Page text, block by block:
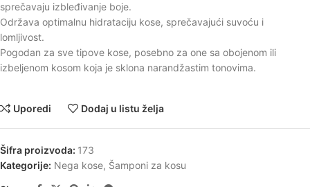
sprečavaju izbleđivanje boje.
Održava optimalnu hidrataciju kose, sprečavajući suvoću i
lomljivost.
Pogodan za sve tipove kose, posebno za one sa obojenom ili
izbeljenom kosom koja je sklona narandžastim tonovima.
Uporedi Dodaj u listu želja
Šifra proizvoda: 173
Kategorije: Nega kose, Šamponi za kosu